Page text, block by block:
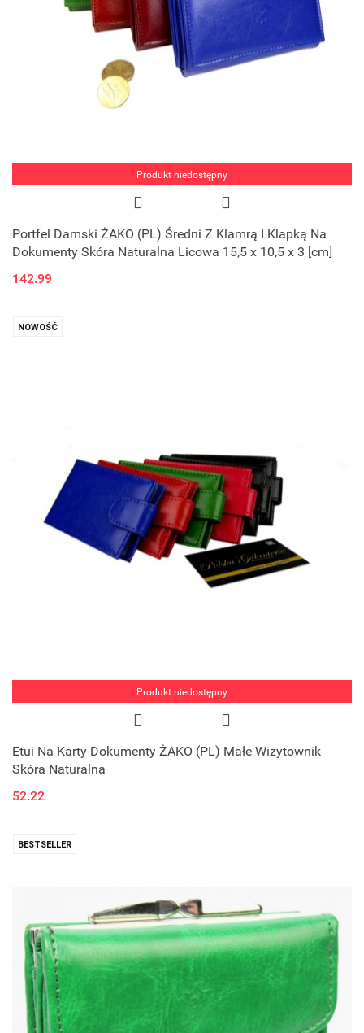
Produkt niedostępny
Portfel Damski ŻAKO (PL) Średni Z Klamrą I Klapką Na
Dokumenty Skóra Naturalna Licowa 15,5 x 10,5 x 3 [cm]
142.99
NOWOŚĆ
Produkt niedostępny
Etui Na Karty Dokumenty ŻAKO (PL) Małe Wizytownik
Skóra Naturalna
52.22
BESTSELLER